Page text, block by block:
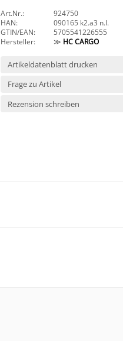
Art.Nr.:
924750
HAN:
090165 k2.a3 n.l.
GTIN/EAN:
5705541226555
Hersteller:
≫ HC CARGO
Artikeldatenblatt drucken
Frage zu Artikel
Rezension schreiben